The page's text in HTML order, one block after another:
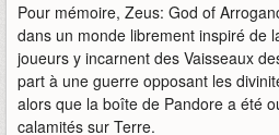
Pour mémoire, Zeus: God of
dans un monde librement inspiré de
joueurs y incarnent des Vaisseaux
part à une guerre opposant les
alors que la boîte de Pandore a été
calamités sur Terre.